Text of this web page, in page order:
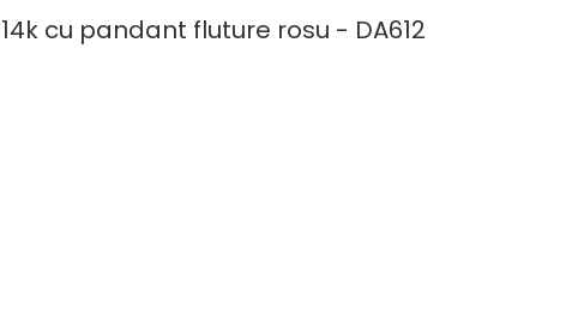
cu pandant fluture rosu - DA612